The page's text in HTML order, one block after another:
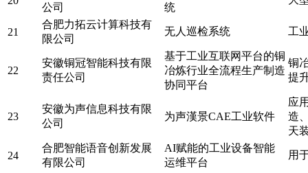
公司
统
21
合肥力拓云计算科技有
限公司
无人巡检系统 工
22
安徽铜冠智能科技有限
责任公司
基于工业互联网平台的铜
冶炼行业全流程生产制造
协同平台
铜
提
23
安徽为声信息科技有限
公司
为声漢景CAE工业软件
应
造
天
24
合肥智能语音创新发展
有限公司
AI赋能的工业设备智能
运维平台
用